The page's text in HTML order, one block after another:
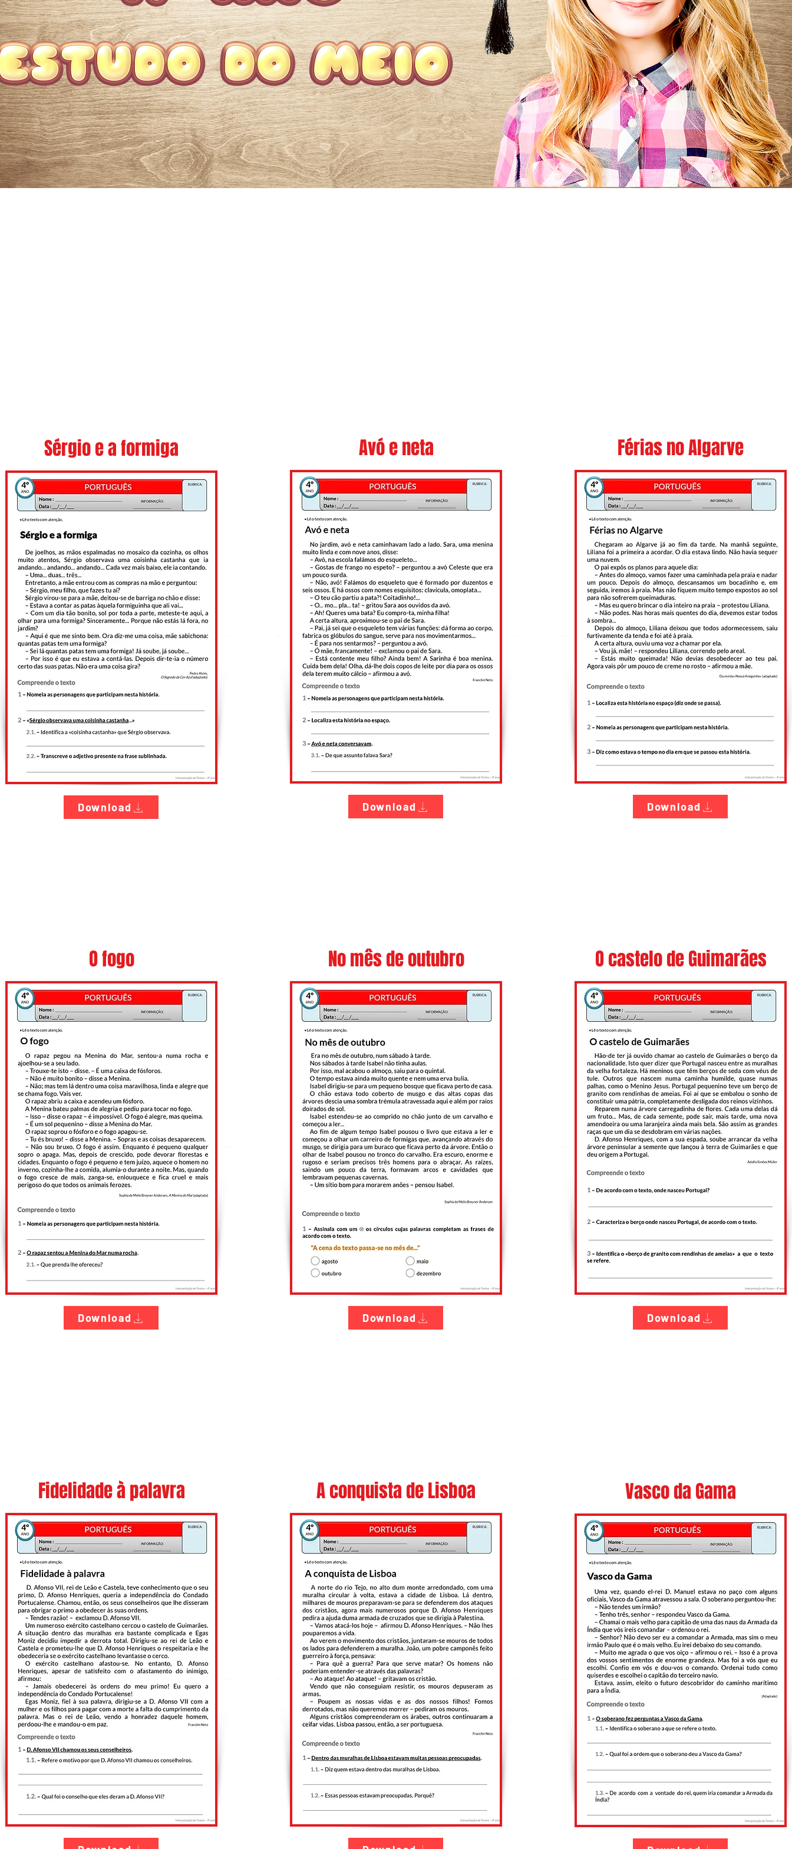
Sérgio e a formiga
Download
Avó e neta
Download
Férias no Algarve
Download
O fogo
Download
No mês de outubro
Download
O castelo de Guimarães
Download
Fidelidade à palavra A conquista de Lisboa Vasco da Gama